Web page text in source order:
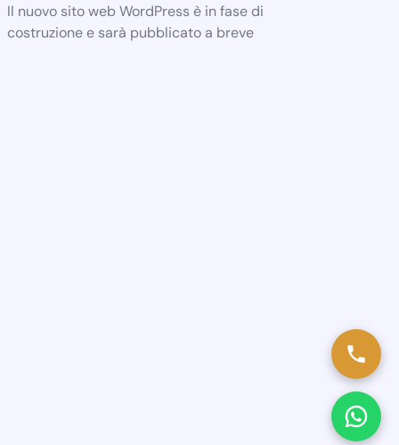
Il nuovo sito web WordPress è in fase di
costruzione e sarà pubblicato a breve